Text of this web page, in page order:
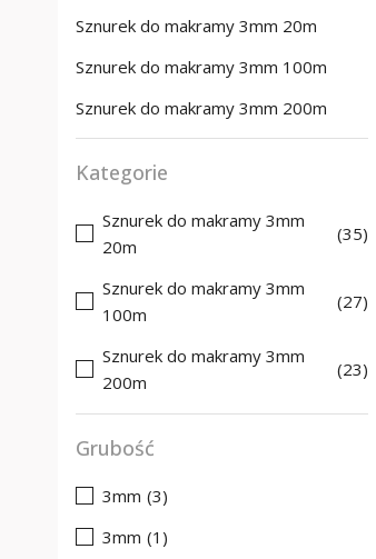
Sznurek do makramy 3mm 20m
Sznurek do makramy 3mm 100m
Sznurek do makramy 3mm 200m
Kategorie
Sznurek do makramy 3mm
20m
(35)
Sznurek do makramy 3mm
100m
(27)
Sznurek do makramy 3mm
200m
(23)
Grubość
3mm (3)
3mm (1)